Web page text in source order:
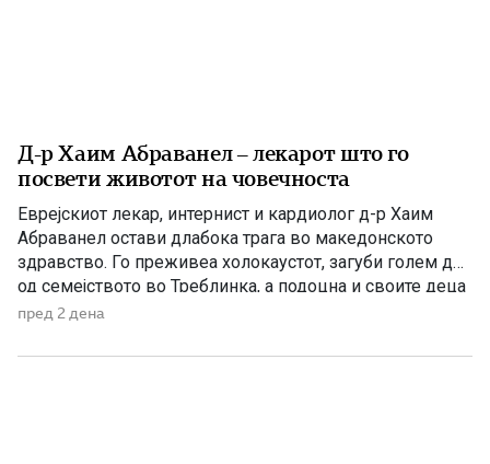
Д-р Хаим Абраванел – лекарот што го
посвети животот на човечноста
Еврејскиот лекар, интернист и кардиолог д-р Хаим
Абраванел остави длабока трага во македонското
здравство. Го преживеа холокаустот, загуби голем дел
од семејството во Треблинка, а подоцна и своите деца
во катастрофалниот земјотрес во Скопје. Д-р Хаим
Пирот, тогаш во Кралството Србија, во многучлено
пред 2 дена